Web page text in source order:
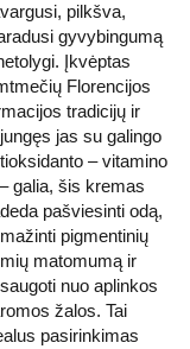
pilkšva,
gyvybingumą
Įkvėptas
Florencijos
tradicijų ir
jas su galingo
– vitamino
galia, šis kremas
pašviesinti odą,
pigmentinių
matomumą ir
nuo aplinkos
žalos. Tai
pasirinkimas